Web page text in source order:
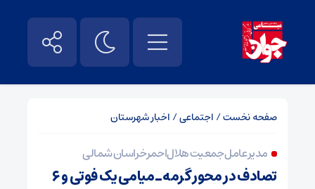
صفحه نخست/ اجتماعی/ اخبار شهرستان
مدیرعامل جمعیت هلال‌احمر خراسان شمالی
تصادف در محور گرمه ـ میامی یک فوتی و ۶